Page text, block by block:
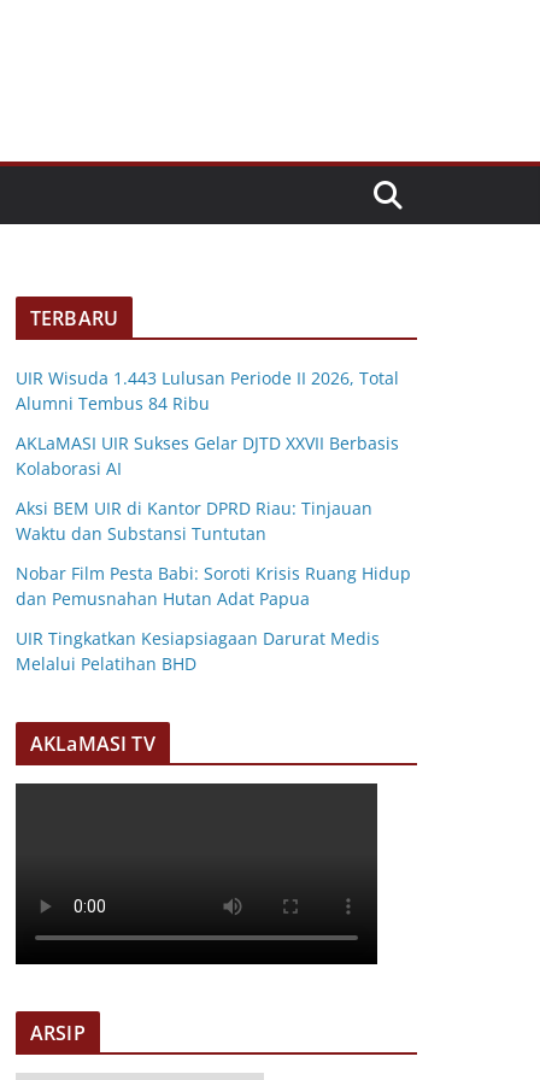
TERBARU
UIR Wisuda 1.443 Lulusan Periode II 2026, Total
Alumni Tembus 84 Ribu
AKLaMASI UIR Sukses Gelar DJTD XXVII Berbasis
Kolaborasi AI
Aksi BEM UIR di Kantor DPRD Riau: Tinjauan
Waktu dan Substansi Tuntutan
Nobar Film Pesta Babi: Soroti Krisis Ruang Hidup
dan Pemusnahan Hutan Adat Papua
UIR Tingkatkan Kesiapsiagaan Darurat Medis
Melalui Pelatihan BHD
AKLaMASI TV
ARSIP